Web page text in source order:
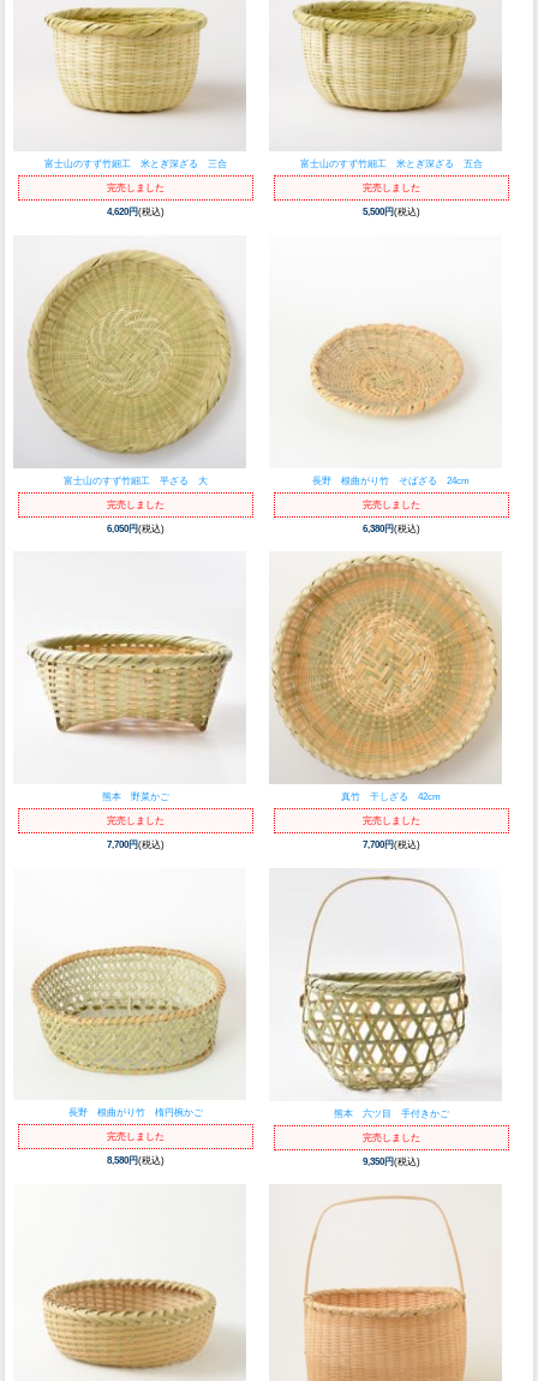
富士山のすず竹細工 米とぎ深ざる 三合
完売しました
4,620円(税込)
富士山のすず竹細工 米とぎ深ざる 五合
完売しました
5,500円(税込)
富士山のすず竹細工 平ざる 大
完売しました
6,050円(税込)
長野 根曲がり竹 そばざる 24cm
完売しました
6,380円(税込)
熊本 野菜かご
完売しました
7,700円(税込)
真竹 干しざる 42cm
完売しました
7,700円(税込)
長野 根曲がり竹 楕円椀かご
完売しました
8,580円(税込)
熊本 六ツ目 手付きかご
完売しました
9,350円(税込)